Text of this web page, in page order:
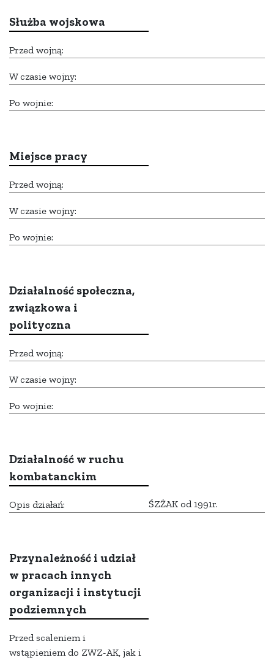
Służba wojskowa
Przed wojną:
W czasie wojny:
Po wojnie:
Miejsce pracy
Przed wojną:
W czasie wojny:
Po wojnie:
Działalność społeczna,
związkowa i
polityczna
Przed wojną:
W czasie wojny:
Po wojnie:
Działalność w ruchu
kombatanckim
Opis działań: ŚZŻAK od 1991r.
Przynależność i udział
w pracach innych
organizacji i instytucji
podziemnych
Przed scaleniem i
wstąpieniem do ZWZ-AK, jak i